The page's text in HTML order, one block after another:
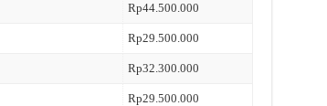
Rp44.500.000
Rp29.500.000
Rp32.300.000
Rp29.500.000